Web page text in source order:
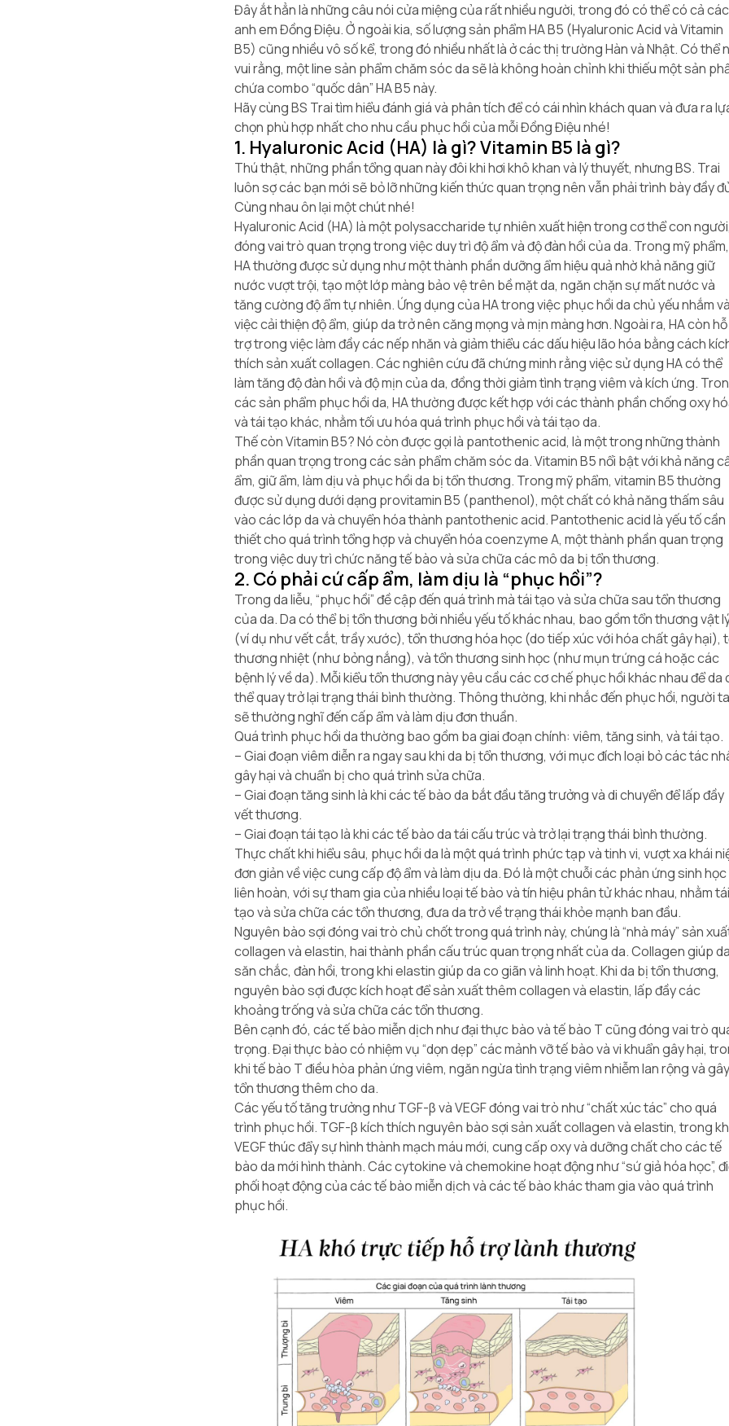
Đây ắt hẳn là những câu nói cửa miệng của rất nhiều người, trong đó có thể có cả các
anh em Đồng Điệu. Ở ngoài kia, số lượng sản phẩm HA B5 (Hyaluronic Acid và Vitamin
B5) cũng nhiều vô số kể, trong đó nhiều nhất là ở các thị trường Hàn và Nhật. Có thể
vui rằng, một line sản phẩm chăm sóc da sẽ là không hoàn chỉnh khi thiếu một sản
chứa combo “quốc dân” HA B5 này.
Hãy cùng BS Trai tìm hiểu đánh giá và phân tích để có cái nhìn khách quan và đưa ra
chọn phù hợp nhất cho nhu cầu phục hồi của mỗi Đồng Điệu nhé!
1. Hyaluronic Acid (HA) là gì? Vitamin B5 là gì?
Thú thật, những phần tổng quan này đôi khi hơi khô khan và lý thuyết, nhưng BS. Trai
luôn sợ các bạn mới sẽ bỏ lỡ những kiến thức quan trọng nên vẫn phải trình bày đầy
Cùng nhau ôn lại một chút nhé!
Hyaluronic Acid (HA) là một polysaccharide tự nhiên xuất hiện trong cơ thể con người,
đóng vai trò quan trọng trong việc duy trì độ ẩm và độ đàn hồi của da. Trong mỹ phẩm,
HA thường được sử dụng như một thành phần dưỡng ẩm hiệu quả nhờ khả năng giữ
nước vượt trội, tạo một lớp màng bảo vệ trên bề mặt da, ngăn chặn sự mất nước và
tăng cường độ ẩm tự nhiên. Ứng dụng của HA trong việc phục hồi da chủ yếu nhắm
việc cải thiện độ ẩm, giúp da trở nên căng mọng và mịn màng hơn. Ngoài ra, HA còn hỗ
trợ trong việc làm đầy các nếp nhăn và giảm thiểu các dấu hiệu lão hóa bằng cách
thích sản xuất collagen. Các nghiên cứu đã chứng minh rằng việc sử dụng HA có thể
làm tăng độ đàn hồi và độ mịn của da, đồng thời giảm tình trạng viêm và kích ứng.
các sản phẩm phục hồi da, HA thường được kết hợp với các thành phần chống oxy
và tái tạo khác, nhằm tối ưu hóa quá trình phục hồi và tái tạo da.
Thế còn Vitamin B5? Nó còn được gọi là pantothenic acid, là một trong những thành
phần quan trọng trong các sản phẩm chăm sóc da. Vitamin B5 nổi bật với khả năng
ẩm, giữ ẩm, làm dịu và phục hồi da bị tổn thương. Trong mỹ phẩm, vitamin B5 thường
được sử dụng dưới dạng provitamin B5 (panthenol), một chất có khả năng thấm sâu
vào các lớp da và chuyển hóa thành pantothenic acid. Pantothenic acid là yếu tố cần
thiết cho quá trình tổng hợp và chuyển hóa coenzyme A, một thành phần quan trọng
trong việc duy trì chức năng tế bào và sửa chữa các mô da bị tổn thương.
2. Có phải cứ cấp ẩm, làm dịu là “phục hồi”?
Trong da liễu, “phục hồi” đề cập đến quá trình mà tái tạo và sửa chữa sau tổn thương
của da. Da có thể bị tổn thương bởi nhiều yếu tố khác nhau, bao gồm tổn thương vật
(ví dụ như vết cắt, trầy xước), tổn thương hóa học (do tiếp xúc với hóa chất gây hại),
thương nhiệt (như bỏng nắng), và tổn thương sinh học (như mụn trứng cá hoặc các
bệnh lý về da). Mỗi kiểu tổn thương này yêu cầu các cơ chế phục hồi khác nhau để da
thể quay trở lại trạng thái bình thường. Thông thường, khi nhắc đến phục hồi, người ta
sẽ thường nghĩ đến cấp ẩm và làm dịu đơn thuần.
Quá trình phục hồi da thường bao gồm ba giai đoạn chính: viêm, tăng sinh, và tái tạo.
–Giai đoạn viêmdiễn ra ngay sau khi da bị tổn thương, với mục đích loại bỏ các tác
gây hại và chuẩn bị cho quá trình sửa chữa.
–Giai đoạn tăng sinhlà khi các tế bào da bắt đầu tăng trưởng và di chuyển để lấp đầy
vết thương.
–Giai đoạn tái tạolà khi các tế bào da tái cấu trúc và trở lại trạng thái bình thường.
Thực chất khi hiểu sâu, phục hồi da là một quá trình phức tạp và tinh vi, vượt xa khái
đơn giản về việc cung cấp độ ẩm và làm dịu da. Đó là một chuỗi các phản ứng sinh học
liên hoàn, với sự tham gia của nhiều loại tế bào và tín hiệu phân tử khác nhau, nhằm tái
tạo và sửa chữa các tổn thương, đưa da trở về trạng thái khỏe mạnh ban đầu.
Nguyên bào sợi đóng vai trò chủ chốt trong quá trình này, chúng là “nhà máy” sản
collagen và elastin, hai thành phần cấu trúc quan trọng nhất của da. Collagen giúp da
săn chắc, đàn hồi, trong khi elastin giúp da co giãn và linh hoạt. Khi da bị tổn thương,
nguyên bào sợi được kích hoạt để sản xuất thêm collagen và elastin, lấp đầy các
khoảng trống và sửa chữa các tổn thương.
Bên cạnh đó, các tế bào miễn dịch như đại thực bào và tế bào T cũng đóng vai trò
trọng. Đại thực bào có nhiệm vụ “dọn dẹp” các mảnh vỡ tế bào và vi khuẩn gây hại,
khi tế bào T điều hòa phản ứng viêm, ngăn ngừa tình trạng viêm nhiễm lan rộng và gây
tổn thương thêm cho da.
Các yếu tố tăng trưởng như TGF-β và VEGF đóng vai trò như “chất xúc tác” cho quá
trình phục hồi. TGF-β kích thích nguyên bào sợi sản xuất collagen và elastin, trong
VEGF thúc đẩy sự hình thành mạch máu mới, cung cấp oxy và dưỡng chất cho các tế
bào da mới hình thành. Các cytokine và chemokine hoạt động như “sứ giả hóa học”,
phối hoạt động của các tế bào miễn dịch và các tế bào khác tham gia vào quá trình
phục hồi.